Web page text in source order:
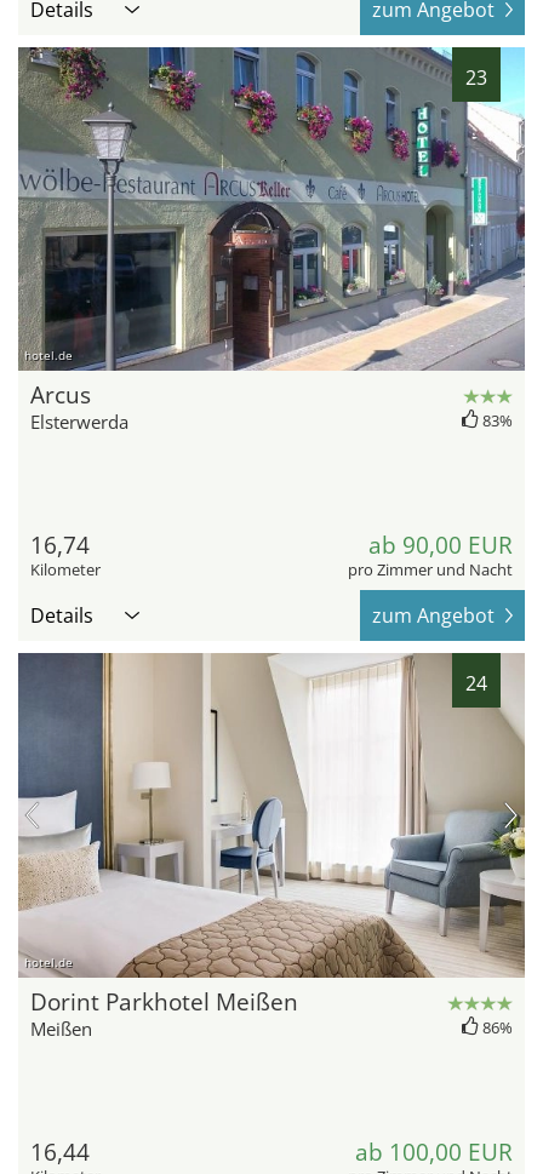
Details zum Angebot
23
hotel.de
Arcus
Elsterwerda 83%
16,74
Kilometer
ab 90,00 EUR
pro Zimmer und Nacht
Details zum Angebot
24
hotel.de
Dorint Parkhotel Meißen
Meißen 86%
16,44 ab 100,00 EUR